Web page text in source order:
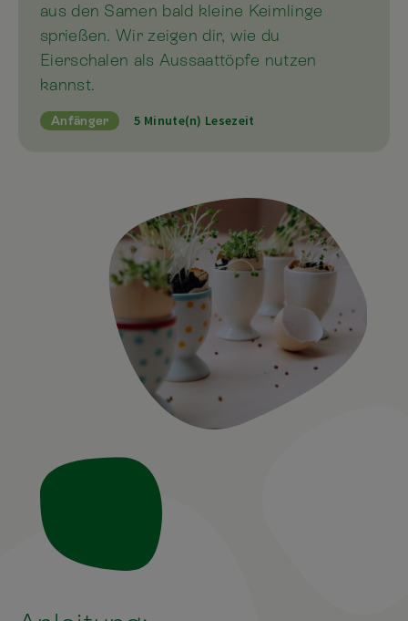
aus den Samen bald kleine Keimlinge
sprießen. Wir zeigen dir, wie du
Eierschalen als Aussaattöpfe nutzen
kannst.
Anfänger 5 Minute(n) Lesezeit